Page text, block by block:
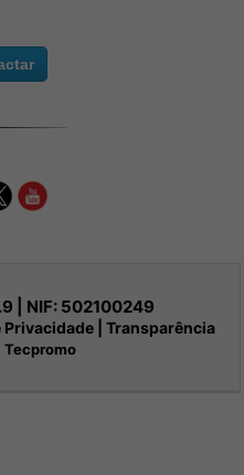
| NIF: 502100249
Privacidade| Transparência
Tecpromo